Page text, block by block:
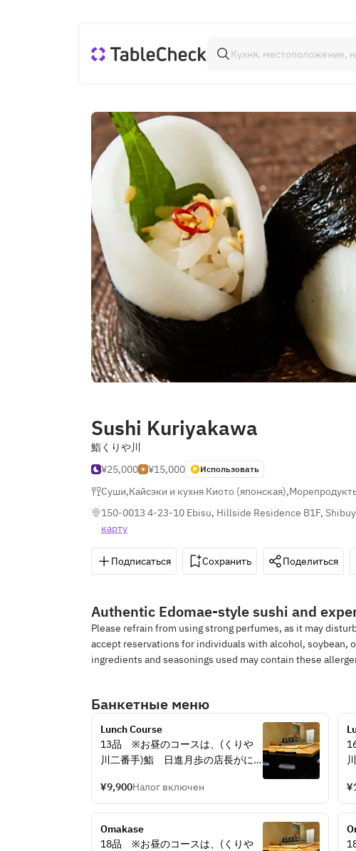
Sushi Kuriyakawa
鮨くりや川
¥25,000
¥15,000 Использовать
Суши,Кайсэки и кухня Киото (японская),
150-0013 4-23-10 Ebisu, Hillside Residence B1F,
карту
Подписаться Сохранить Поделиться
Authentic Edomae-style sushi and
Please refrain from using strong perfumes, as it may
accept reservations for individuals with alcohol, soybean,
ingredients and seasonings used may contain these
Банкетные меню
Lunch Course
13品　※お昼のコースは、(くりや
川二番手)鮨　日進月歩の店長がに
¥9,900Налог включен
Omakase
18品　※お昼のコースは、(くりや